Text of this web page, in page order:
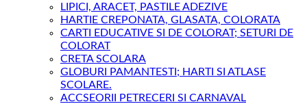
LIPICI, ARACET, PASTILE ADEZIVE
HARTIE CREPONATA, GLASATA, COLORATA
CARTI EDUCATIVE SI DE COLORAT; SETURI DE
COLORAT
CRETA SCOLARA
GLOBURI PAMANTESTI; HARTI SI ATLASE
SCOLARE.
ACCSEORII PETRECERI SI CARNAVAL